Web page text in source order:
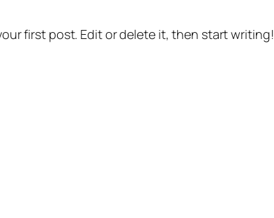
first post. Edit or delete it, then start writing!